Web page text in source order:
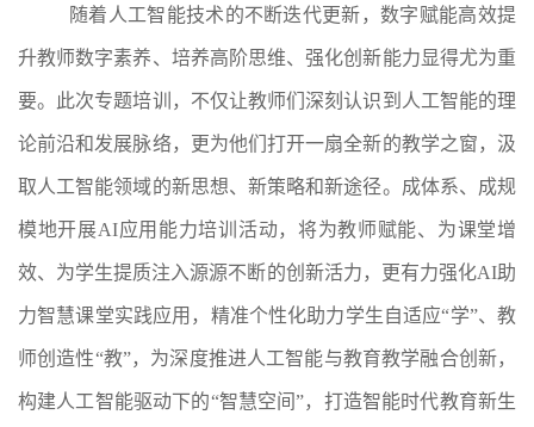
随着人工智能技术的不断迭代更新，数字赋能高效提
升教师数字素养、 培养高阶思维、强化创新能力显得尤为重
要。此次专题培训 ，不仅让教师们深刻认识到 人工智能的理
论前沿和发展脉络，更为他们打开一扇全新的教学之窗，汲
取人工智能领域的新思想、新策略和新途径。 成体系、成规
模地开展AI应用能力培训活动，将为教师赋能、为课堂增
效、为学生提质注入源源不断的创新活力， 更有力强化AI助
力智慧课堂实践应用， 精准个性化助力学生自适应“学”、教
师创造性“教”， 为深度推进人工智能与教育教学融合创新，
构建人工智能驱动下的“智慧空间”，打造智能时代教育新生